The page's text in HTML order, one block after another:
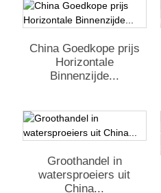
China Goedkope prijs
Horizontale
Binnenzijde...
Groothandel in
watersproeiers uit
China...